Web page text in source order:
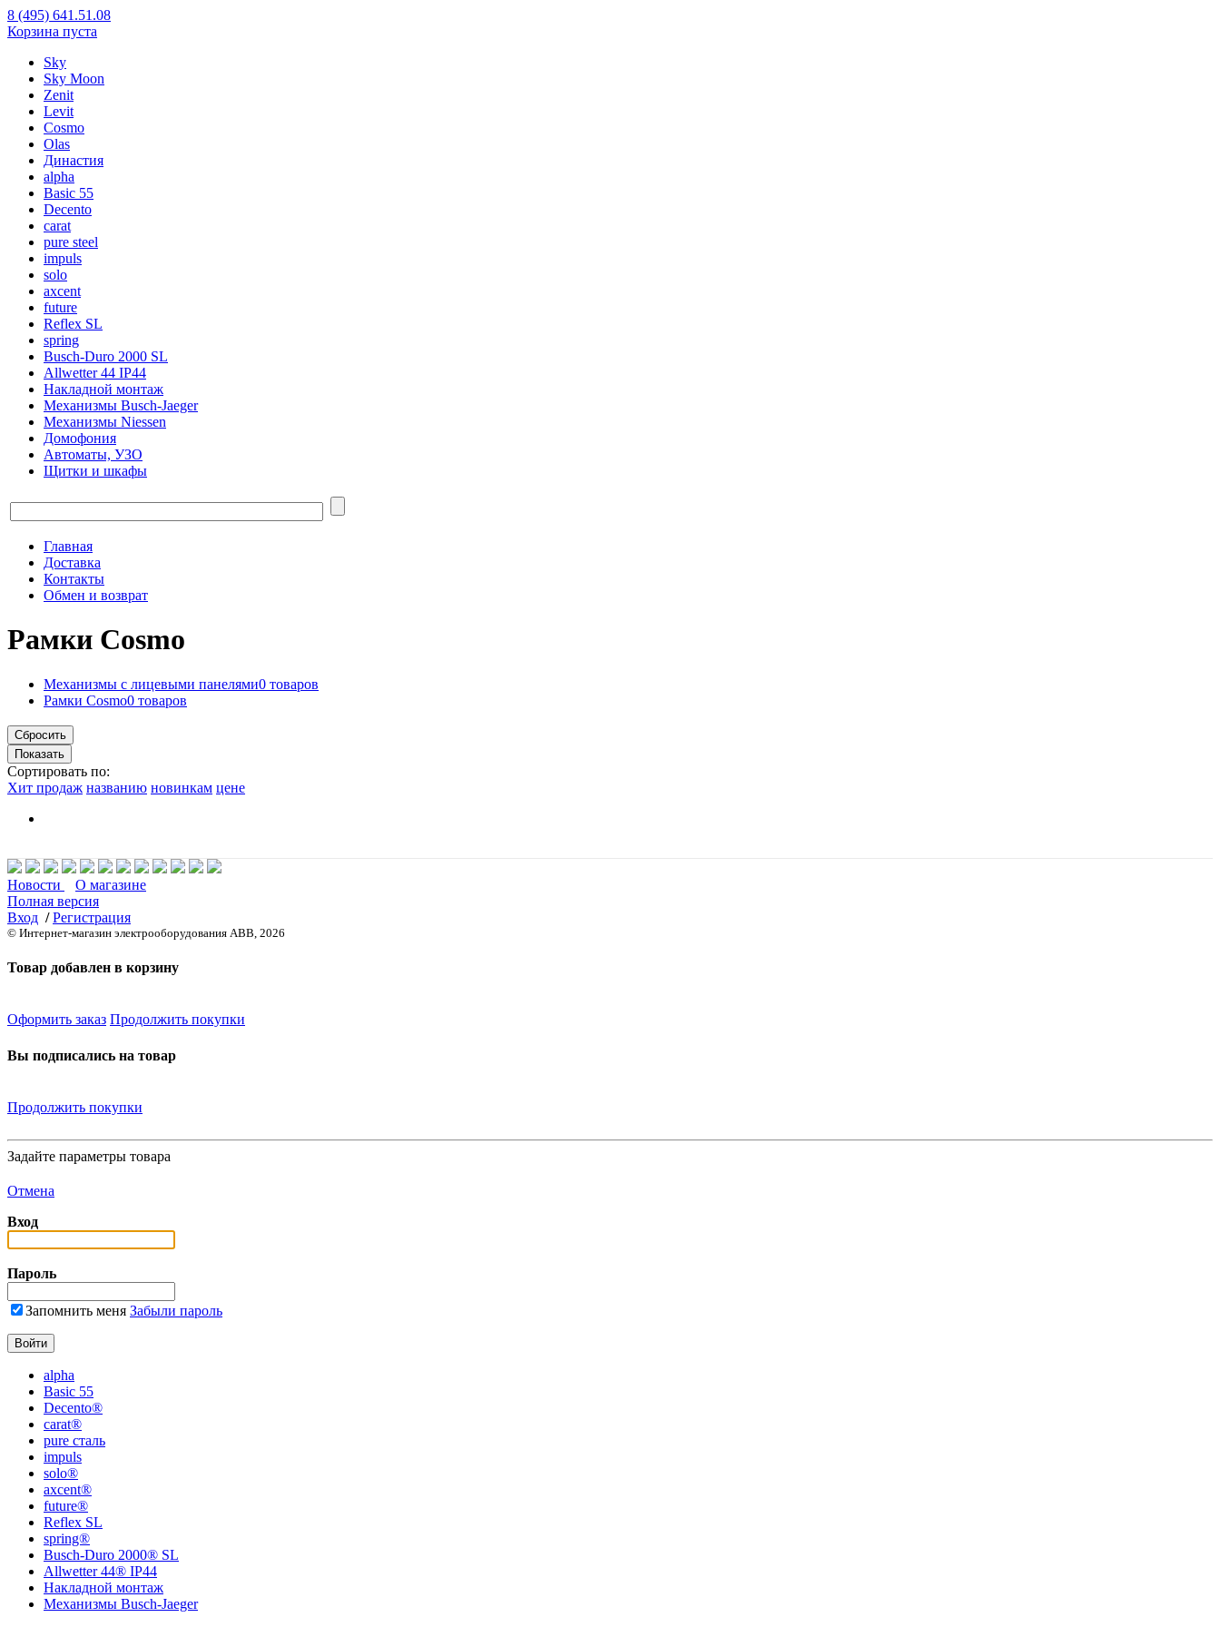
8 (495) 641.51.08
Корзина пуста
Sky
Sky Moon
Zenit
Levit
Cosmo
Olas
Династия
alpha
Basic 55
Decento
carat
pure steel
impuls
solo
axcent
future
Reflex SL
spring
Busch-Duro 2000 SL
Allwetter 44 IP44
Накладной монтаж
Механизмы Busch-Jaeger
Механизмы Niessen
Домофония
Автоматы, УЗО
Щитки и шкафы
Главная
Доставка
Контакты
Обмен и возврат
Рамки Cosmo
Механизмы с лицевыми панелями0 товаров
Рамки Cosmo0 товаров
Сортировать по:
Хит продаж названию новинкам цене
Новости
О магазине
Полная версия
Вход / Регистрация
© Интернет-магазин электрооборудования ABB, 2026
Товар добавлен в корзину
Оформить заказ Продолжить покупки
Вы подписались на товар
Продолжить покупки
Задайте параметры товара
Отмена
Вход
Пароль
Запомнить меня Забыли пароль
alpha
Basic 55
Decento®
carat®
pure сталь
impuls
solo®
axcent®
future®
Reflex SL
spring®
Busch-Duro 2000® SL
Allwetter 44® IP44
Накладной монтаж
Механизмы Busch-Jaeger